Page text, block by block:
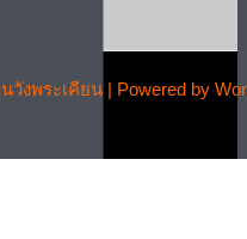
วังพระเคียน | Powered by